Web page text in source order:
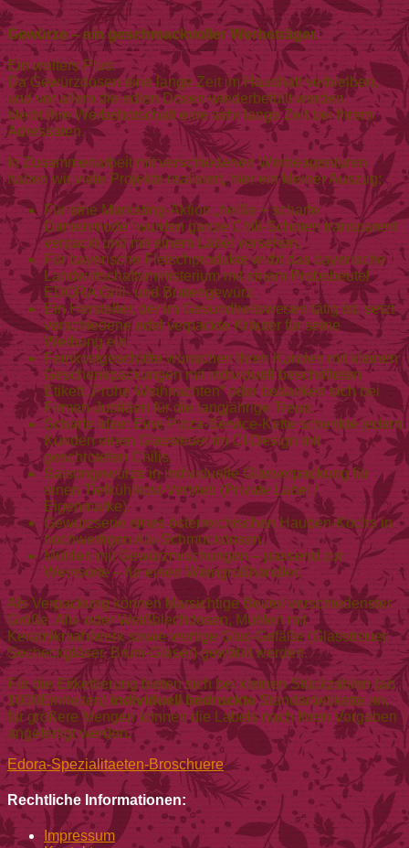
Gewürze – ein geschmackvoller Werbeträger.
Ein weiters Plus:
Da Gewürzdosen eine lange Zeit im Haushalt verbleiben,
und vor allem die edlen Dosen wiederbefüllt werden,
bleibt Ihre Werbebotschaft eine sehr lange Zeit bei Ihrem
Adressaten.
In Zusammenarbeit mit verschiedenen Werbeagenturen
haben wir viele Projekte realisiert, hier ein kleiner Auszug:
Für eine Marketing-Aktion „heiße + scharfe
Damenmode“ wurden ganze Chili-Schoten transparent
verpackt und mit einem Label versehen.
Für bayerische Fleischprodukte wirbt das bayerische
Landwirtschaftsministerium mit einem Probebeutel
EDORA Grill- und Bratengewürz.
Ein Hersteller, der im Gesundheitswesen tätig ist, setzt
verschiedene edel verpackte Kräuter für seine
Werbung ein.
Feinkostgeschäfte wünschen Ihren Kunden mit kleinen
Geschenkpackungen mit individuell beschrifteten
Etikett „Frohe Weihnachten“ oder bedanken sich bei
Firmen-Jubiläen für die langjährige Treue.
Scharfe Idee: Eine Pizza-Service-Kette schenkte jedem
Kunden einen Glassteuer im CI-Design mit
geschroteten Chilis.
Saisongewürze in individuelle Glasverpackung für
einen Tiefkühlkost-Vertrieb (Private Label /
Eigenmarke).
Gewürzserie eines österreichischen Hauben-Kochs in
hochwertigen Alu-Schmuckdosen.
Mühlen mit Gewürzmischungen – passend zur
Weinsorte – für einen Weingroßhändler.
Als Verpackung können klarsichtige Beutel verschiedenster
Größe, Alu- oder Weißblechdosen, Mühlen mit
Keramikmahlwerk sowie wertige Glas-Gefäße (Glasstreuer,
Secheckgläser, Bruni-Gläser) gewählt werden.
Für die Etikettierung bieten sich bei kleinen Stückzahlen (ab
1000Einheiten) individuell bedruckteStandardetikette an,
für größere Mengen können die Labels nach Ihren Vorgaben
angefertigt werden.
Edora-Spezialitaeten-Broschuere
Rechtliche Informationen:
Impressum